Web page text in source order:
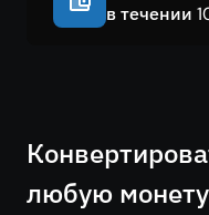
в течении
любую